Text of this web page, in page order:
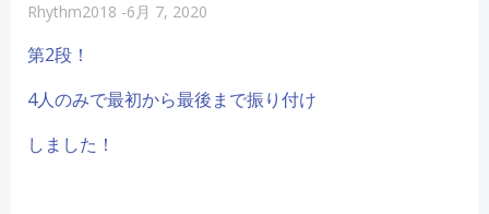
Rhythm2018 -6月 7, 2020
第2段！
4人のみで最初から最後まで振り付け
しました！